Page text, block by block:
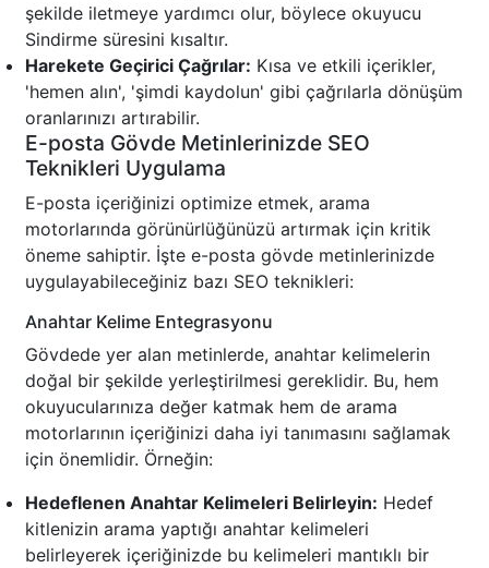
şekilde iletmeye yardımcı olur, böylece okuyucu
Sindirme süresini kısaltır.
Harekete Geçirici Çağrılar: Kısa ve etkili içerikler,
'hemen alın', 'şimdi kaydolun' gibi çağrılarla dönüşüm
oranlarınızı artırabilir.
E-posta Gövde Metinlerinizde SEO
Teknikleri Uygulama
E-posta içeriğinizi optimize etmek, arama
motorlarında görünürlüğünüzü artırmak için kritik
öneme sahiptir. İşte e-posta gövde metinlerinizde
uygulayabileceğiniz bazı SEO teknikleri:
Anahtar Kelime Entegrasyonu
Gövdede yer alan metinlerde, anahtar kelimelerin
doğal bir şekilde yerleştirilmesi gereklidir. Bu, hem
okuyucularınıza değer katmak hem de arama
motorlarının içeriğinizi daha iyi tanımasını sağlamak
için önemlidir. Örneğin:
Hedeflenen Anahtar Kelimeleri Belirleyin: Hedef
kitlenizin arama yaptığı anahtar kelimeleri
belirleyerek içeriğinizde bu kelimeleri mantıklı bir